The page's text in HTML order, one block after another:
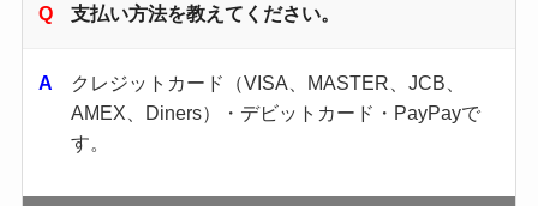
支払い方法を教えてください。
クレジットカード（VISA、MASTER、JCB、
AMEX、Diners）・デビットカード・PayPayで
す。